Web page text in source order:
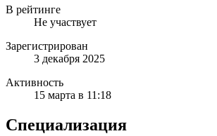
В рейтинге
Не участвует
Зарегистрирован
3 декабря 2025
Активность
15 марта в 11:18
Специализация